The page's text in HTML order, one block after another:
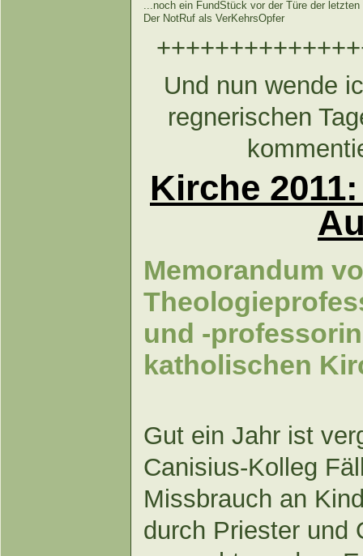
...noch ein FundStück vor der Türe der letzten
Der NotRuf als VerKehrsOpfer
Und nun wende
regnerischen
Kirche
Memorandum
und -
katholischen
Gut ein Jahr ist
Canisius-Kolleg
Missbrauch an
durch Priester und